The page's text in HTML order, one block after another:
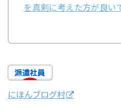
を真剣に考えた方が良い
にほんブログ村